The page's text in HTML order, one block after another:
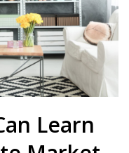
Learn